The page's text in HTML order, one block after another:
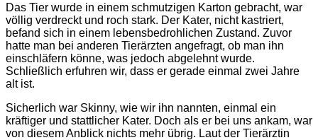
Das Tier wurde in einem schmutzigen Karton gebracht, war
völlig verdreckt und roch stark. Der Kater, nicht kastriert,
befand sich in einem lebensbedrohlichen Zustand. Zuvor
hatte man bei anderen Tierärzten angefragt, ob man ihn
einschläfern könne, was jedoch abgelehnt wurde.
Schließlich erfuhren wir, dass er gerade einmal zwei Jahre
alt ist.
Sicherlich war Skinny, wie wir ihn nannten, einmal ein
kräftiger und stattlicher Kater. Doch als er bei uns ankam, war
von diesem Anblick nichts mehr übrig. Laut der Tierärztin